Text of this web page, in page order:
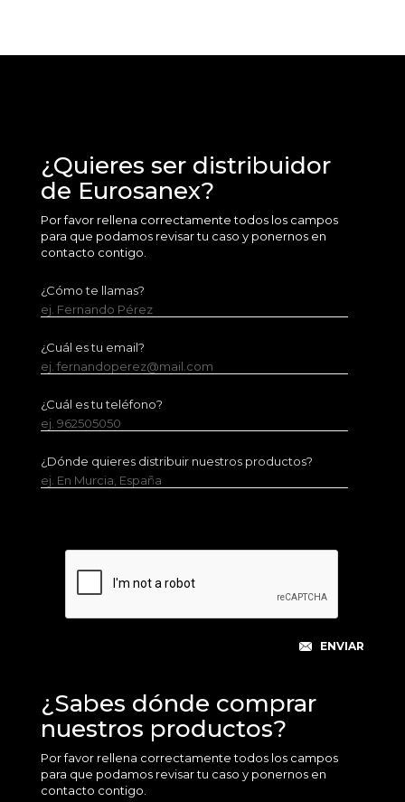
¿Quieres ser distribuidor
de Eurosanex?
Por favor rellena correctamente todos los campos
para que podamos revisar tu caso y ponernos en
contacto contigo.
¿Cómo te llamas?
ej. Fernando Pérez
¿Cuál es tu email?
ej. fernandoperez@mail.com
¿Cuál es tu teléfono?
ej. 962505050
¿Dónde quieres distribuir nuestros productos?
ej. En Murcia, España
¿Sabes dónde comprar
nuestros productos?
Por favor rellena correctamente todos los campos
para que podamos revisar tu caso y ponernos en
contacto contigo.